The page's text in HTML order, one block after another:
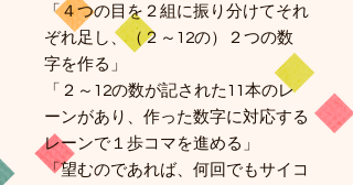
「４つの目を２組に振り分けてそれ
ぞれ足し、（２～12の）２つの数
字を作る」
「２～12の数が記された11本のレ
ーンがあり、作った数字に対応する
レーンで１歩コマを進める」
「望むのであれば、何回でもサイコ